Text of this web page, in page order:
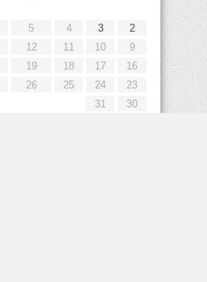
2
3
4
5
9
10
11
12
16
17
18
19
23
24
25
26
30
31